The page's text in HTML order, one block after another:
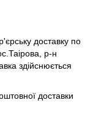
доставку по
р-н
здійснюється
доставки